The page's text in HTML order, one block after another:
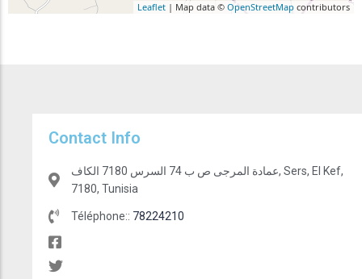
Leaflet | Map data © OpenStreetMap contributors
Contact Info
عمادة المرجى ص ب 74 السرس 7180 الكاف, Sers, El Kef,
7180, Tunisia
Téléphone:: 78224210